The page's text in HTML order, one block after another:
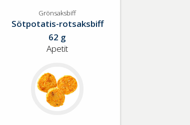
Grönsaksbiff
Sötpotatis-rotsaksbiff
62 g
Apetit